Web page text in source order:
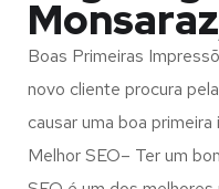
Boas Primeiras
novo cliente procura
causar uma boa primeira
Melhor SEO– Ter um